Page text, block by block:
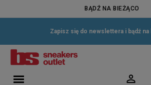
BĄDŹ NA BIEŻĄCO
Zapisz się do newslettera i bądź na